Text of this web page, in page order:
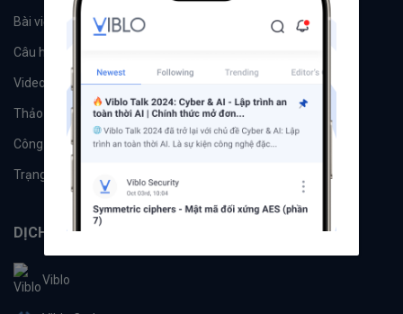
Bài viết
Câu hỏi
Videos
Thảo luận Đề xuất hệ thống
Công cụ Machine Learning
Trạng thái hệ thống
DỊCH VỤ
Viblo